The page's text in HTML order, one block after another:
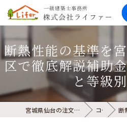
断熱性能の基準を
区で徹底解説補助
と等級
宮城県仙台の注文住宅なら株式会社ライファー コラム 断熱性